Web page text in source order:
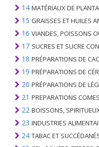
14 MATÉRIAUX DE PLANTATION DE
15 GRAISSES ET HUILES ANIMALES OU VÉGÉTALES ET LEURS
16 VIANDES, POISSONS OU CRUSTACÉS,
17 SUCRES ET SUCRE
18 PRÉPARATIONS DE
19 PRÉPARATIONS DE CÉRÉALES, DE
20 PRÉPARATIONS DE LÉGUMES,
21 PREPARATIONS
22 BOISSONS,
23 INDUSTRIES ALIMENTAIRES,
24 TABAC ET